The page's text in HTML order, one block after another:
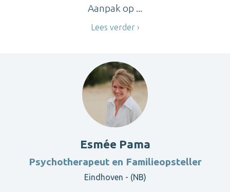
Aanpak op ...
Lees verder
Esmée Pama
Psychotherapeut en Familieopsteller
Eindhoven - (NB)